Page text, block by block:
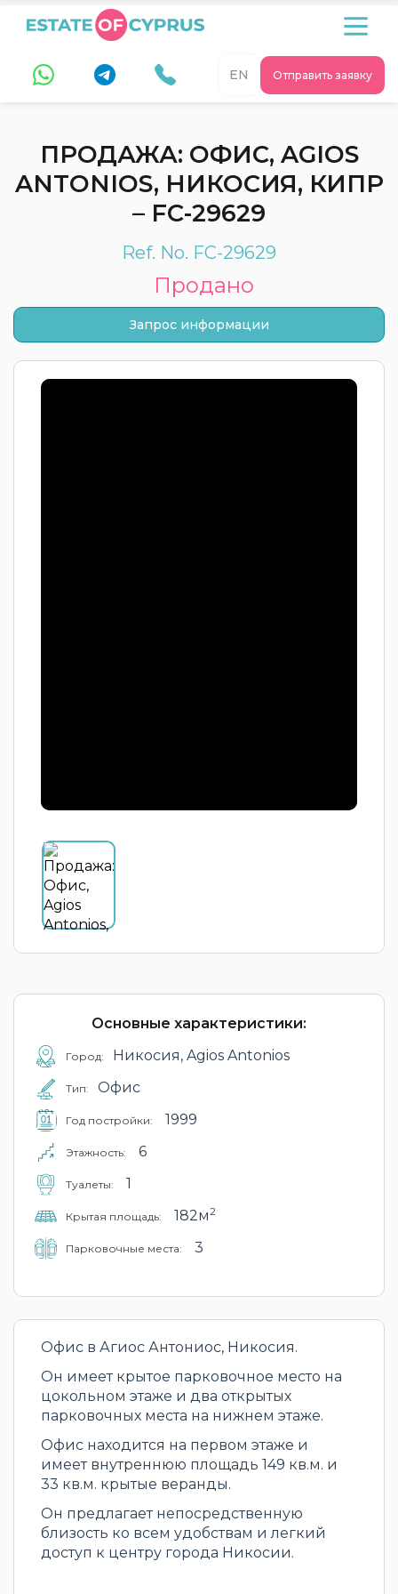
Отправить заявку
EN
ПРОДАЖА: ОФИС, AGIOS
ANTONIOS, НИКОСИЯ, КИПР
– FC-29629
Ref. No. FC-29629
Продано
Запрос информации
Основные характеристики:
Город: Никосия, Agios Antonios
Тип: Офис
Год постройки: 1999
Этажность: 6
Туалеты: 1
Крытая площадь: 182м2
Парковочные места: 3
Офис в Агиос Антониос, Никосия.
Он имеет крытое парковочное место на
цокольном этаже и два открытых
парковочных места на нижнем этаже.
Офис находится на первом этаже и
имеет внутреннюю площадь 149 кв.м. и
33 кв.м. крытые веранды.
Он предлагает непосредственную
близость ко всем удобствам и легкий
доступ к центру города Никосии.